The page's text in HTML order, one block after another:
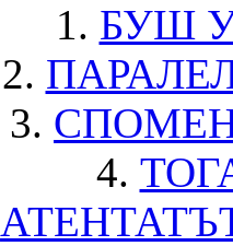
1. БУШ
2.
3.
4.